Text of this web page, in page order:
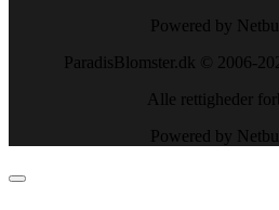
Powered by
ParadisBlomster.dk © 2006-
Alle rettigheder
Powered by